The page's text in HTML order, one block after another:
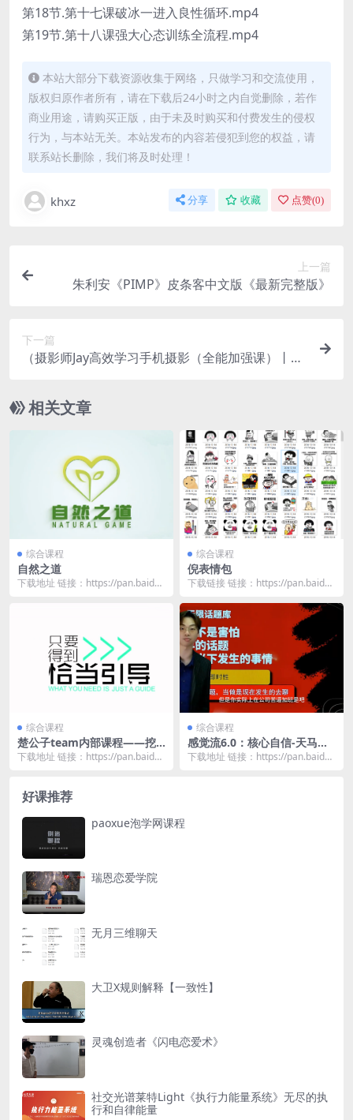
第18节.第十七课破冰一进入良性循环.mp4
第19节.第十八课强大心态训练全流程.mp4
本站大部分下载资源收集于网络，只做学习和交流使用，
版权归原作者所有，请在下载后24小时之内自觉删除，若作
商业用途，请购买正版，由于未及时购买和付费发生的侵权
行为，与本站无关。本站发布的内容若侵犯到您的权益，请
联系站长删除，我们将及时处理！
khxz 分享 收藏 点赞(0)
上一篇
朱利安《PIMP》皮条客中文版《最新完整版》
下一篇
（摄影师Jay高效学习手机摄影（全能加强课）丨全
相关文章
综合课程
自然之道
下载地址 链接：https://pan.baidu.
综合课程
倪表情包
下载链接 链接：https://pan.baidu.
综合课程
楚公子team内部课程——挖
墙角战略
下载地址 链接：https://pan.baidu.
综合课程
感觉流6.0：核心自信-天马情
感恋爱课堂
下载地址 链接：https://pan.baidu.
好课推荐
paoxue泡学网课程
瑞恩恋爱学院
无月三维聊天
大卫X规则解释【一致性】
灵魂创造者《闪电恋爱术》
社交光谱莱特Light《执行力能量系统》无尽的执
行和自律能量